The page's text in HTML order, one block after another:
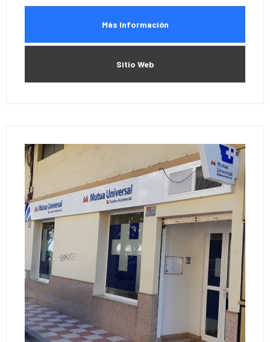
Más Información
Sitio Web